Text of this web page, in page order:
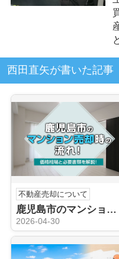
西田直矢が書いた記事
不動産売却について
鹿児島市のマンション売却時の流れ！価格相場と必要書類を解説！
2026-04-30